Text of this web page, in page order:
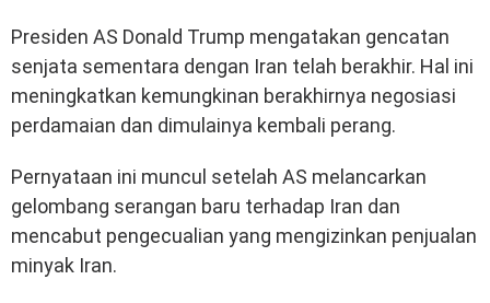
Presiden AS Donald Trump mengatakan gencatan
senjata sementara dengan Iran telah berakhir. Hal ini
meningkatkan kemungkinan berakhirnya negosiasi
perdamaian dan dimulainya kembali perang.
Pernyataan ini muncul setelah AS melancarkan
gelombang serangan baru terhadap Iran dan
mencabut pengecualian yang mengizinkan penjualan
minyak Iran.